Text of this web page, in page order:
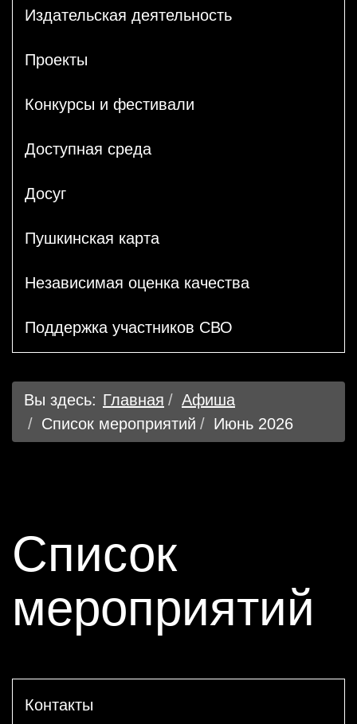
Издательская деятельность
Проекты
Конкурсы и фестивали
Доступная среда
Досуг
Пушкинская карта
Независимая оценка качества
Поддержка участников СВО
Вы здесь: Главная
Афиша
Список мероприятий
Июнь 2026
Список
мероприятий
Контакты